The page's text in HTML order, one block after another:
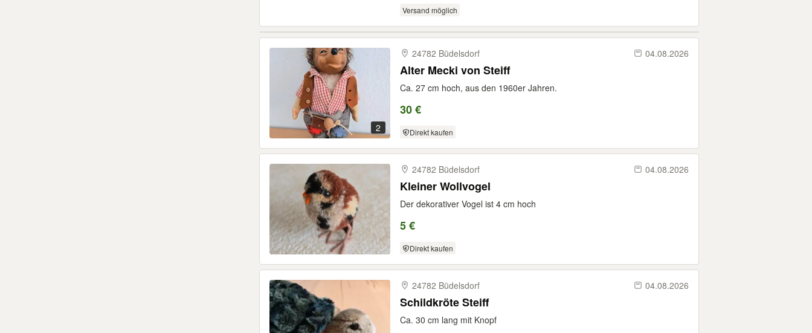
Versand möglich
2
24782 Büdelsdorf 04.08.2026
Alter Mecki von Steiff
Ca. 27 cm hoch, aus den 1960er Jahren.
30 €
Direkt kaufen
24782 Büdelsdorf 04.08.2026
Kleiner Wollvogel
Der dekorativer Vogel ist 4 cm hoch
5 €
Direkt kaufen
24782 Büdelsdorf 04.08.2026
Schildkröte Steiff
Ca. 30 cm lang mit Knopf